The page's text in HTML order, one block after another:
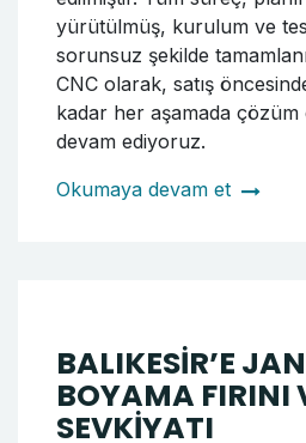
ürün gamındaki önemli
Şase Çektirme Makinesinin
başarıyla tamamladı. Son
Urfa’daki iş ortağımıza
gerçekleştirilmiştir. Yüksek
düzeltme kapasitesi,
ve uzun ömürlü yapısıyla